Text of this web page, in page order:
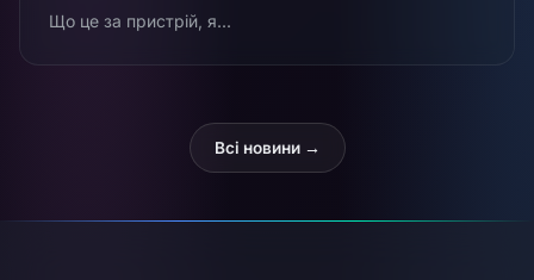
Що це за пристрій, я...
Всі новини →